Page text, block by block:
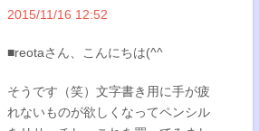
2015/11/16 12:52
■reotaさん、こんにちは(^^
そうです（笑）文字書き用に手が疲
れないものが欲しくなってペンシル